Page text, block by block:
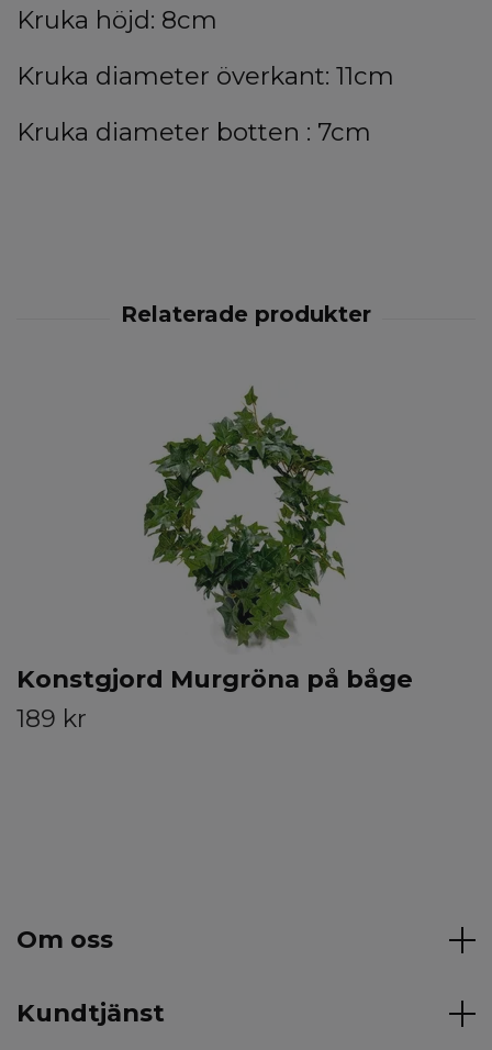
Kruka höjd: 8cm
Kruka diameter överkant: 11cm
Kruka diameter botten : 7cm
Konstgjord Murgröna på båge
189 kr
Om oss
Kundtjänst